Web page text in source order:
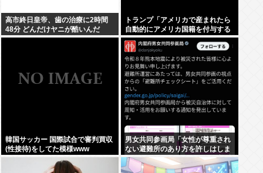
高市終日皇帝、歯の治療に2時間
48分 どんだけヤニが酷いんだ
トランプ「アメリカで産まれたら
自動的にアメリカ国籍を付与する
のをやめる！」
韓国サッカー 国際試合で審判買収
(性接待)をしてた模様www
男女共同参画局「女性が尊重され
ない避難所のあり方を許しはしま
せん、このチェックシートを必ず
遵守してください」